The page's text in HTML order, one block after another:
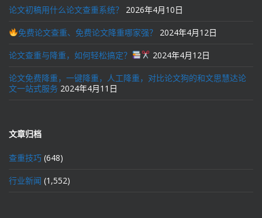
论文初稿用什么论文查重系统？ 2026年4月10日
免费论文查重、免费论文降重哪家强？ 2024年4月12日
论文查重与降重，如何轻松搞定？ 2024年4月12日
论文免费降重，一键降重，人工降重，对比论文狗的和文思慧达论
文一站式服务 2024年4月11日
文章归档
查重技巧 (648)
行业新闻 (1,552)